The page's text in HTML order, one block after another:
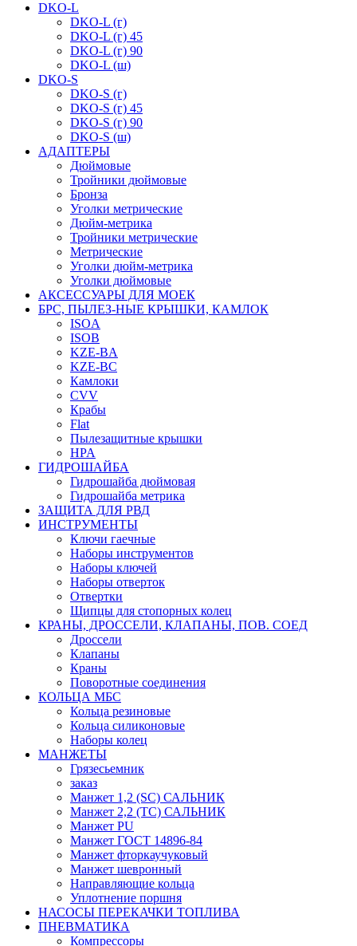
DKO-L
DKO-L (г)
DKO-L (г) 45
DKO-L (г) 90
DKO-L (ш)
DKO-S
DKO-S (г)
DKO-S (г) 45
DKO-S (г) 90
DKO-S (ш)
АДАПТЕРЫ
Дюймовые
Тройники дюймовые
Бронза
Уголки метрические
Дюйм-метрика
Тройники метрические
Метрические
Уголки дюйм-метрика
Уголки дюймовые
АКСЕССУАРЫ ДЛЯ МОЕК
БРС, ПЫЛЕЗ-НЫЕ КРЫШКИ, КАМЛОК
ISOA
ISOB
KZE-BA
KZE-BС
Камлоки
CVV
Крабы
Flat
Пылезащитные крышки
HPA
ГИДРОШАЙБА
Гидрошайба дюймовая
Гидрошайба метрика
ЗАЩИТА ДЛЯ РВД
ИНСТРУМЕНТЫ
Ключи гаечные
Наборы инструментов
Наборы ключей
Наборы отверток
Отвертки
Щипцы для стопорных колец
КРАНЫ, ДРОССЕЛИ, КЛАПАНЫ, ПОВ. СОЕД
Дроссели
Клапаны
Краны
Поворотные соединения
КОЛЬЦА МБС
Кольца резиновые
Кольца силиконовые
Наборы колец
МАНЖЕТЫ
Грязесьемник
заказ
Манжет 1,2 (SC) САЛЬНИК
Манжет 2,2 (ТС) САЛЬНИК
Манжет PU
Манжет ГОСТ 14896-84
Манжет фторкаучуковый
Манжет шевронный
Направляющие кольца
Уплотнение поршня
НАСОСЫ ПЕРЕКАЧКИ ТОПЛИВА
ПНЕВМАТИКА
Компрессоры